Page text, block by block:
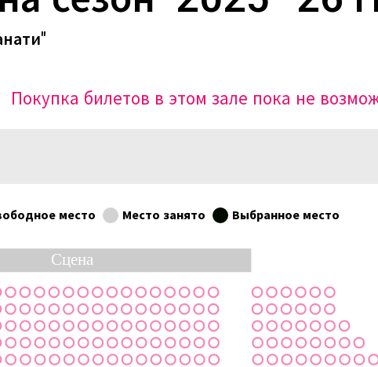
Покупка билетов в этом зале пока не
место Место занято Выбранное место
Сцена